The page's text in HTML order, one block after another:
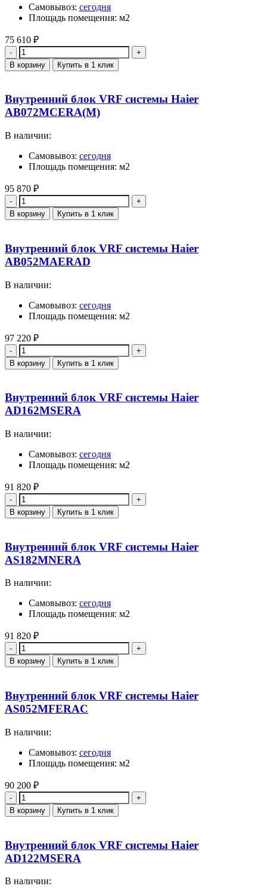
Самовывоз: сегодня
Площадь помещения: м2
75 610 ₽
Количество
В корзину Купить в 1 клик
Внутренний блок VRF системы Haier
AB072MCERA(M)
В наличии:
Самовывоз: сегодня
Площадь помещения: м2
95 870 ₽
Количество
В корзину Купить в 1 клик
Внутренний блок VRF системы Haier
AB052MAERAD
В наличии:
Самовывоз: сегодня
Площадь помещения: м2
97 220 ₽
Количество
В корзину Купить в 1 клик
Внутренний блок VRF системы Haier
AD162MSERA
В наличии:
Самовывоз: сегодня
Площадь помещения: м2
91 820 ₽
Количество
В корзину Купить в 1 клик
Внутренний блок VRF системы Haier
AS182MNERA
В наличии:
Самовывоз: сегодня
Площадь помещения: м2
91 820 ₽
Количество
В корзину Купить в 1 клик
Внутренний блок VRF системы Haier
AS052MFERAC
В наличии:
Самовывоз: сегодня
Площадь помещения: м2
90 200 ₽
Количество
В корзину Купить в 1 клик
Внутренний блок VRF системы Haier
AD122MSERA
В наличии: